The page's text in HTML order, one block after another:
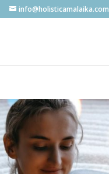
info@holisticamalaika.com